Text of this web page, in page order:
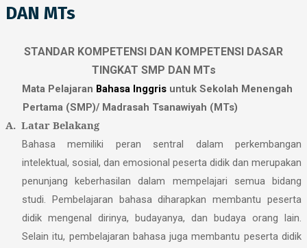
DAN MTs
STANDAR KOMPETENSI DAN KOMPETENSI DASAR
TINGKAT SMP DAN MTs
Mata Pelajaran Bahasa Inggris untuk Sekolah Menengah
Pertama (SMP)/ Madrasah Tsanawiyah (MTs)
A. Latar Belakang
Bahasa memiliki peran sentral dalam perkembangan
intelektual, sosial, dan emosional peserta didik dan merupakan
penunjang keberhasilan dalam mempelajari semua bidang
studi. Pembelajaran bahasa diharapkan membantu peserta
didik mengenal dirinya, budayanya, dan budaya orang lain.
Selain itu, pembelajaran bahasa juga membantu peserta didik